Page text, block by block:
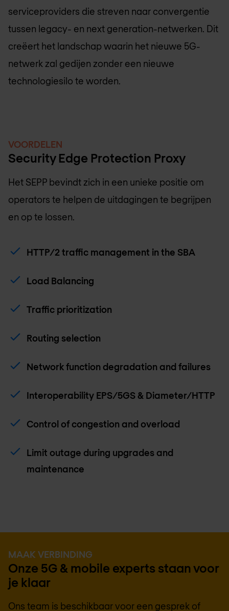
serviceproviders die streven naar convergentie
tussen legacy- en next generation-netwerken. Dit
creëert het landschap waarin het nieuwe 5G-
netwerk zal gedijen zonder een nieuwe
technologiesilo te worden.
VOORDELEN
Security Edge Protection Proxy
Het SEPP bevindt zich in een unieke positie om
operators te helpen de uitdagingen te begrijpen
en op te lossen.
HTTP/2 traffic management in the SBA
Load Balancing
Traffic prioritization
Routing selection
Network function degradation and failures
Interoperability EPS/5GS & Diameter/HTTP
Control of congestion and overload
Limit outage during upgrades and
maintenance
MAAK VERBINDING
Onze 5G & mobile experts staan voor
je klaar
Ons team is beschikbaar voor een gesprek of